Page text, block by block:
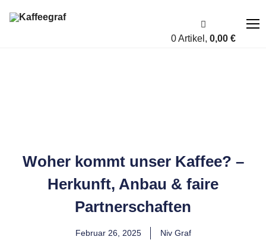
0 Artikel, 0,00 €
Woher kommt unser Kaffee? –
Herkunft, Anbau & faire
Partnerschaften
Februar 26, 2025 Niv Graf